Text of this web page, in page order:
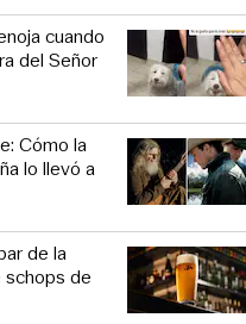
cuando
del Señor
Cómo la
lo llevó a
de la
de